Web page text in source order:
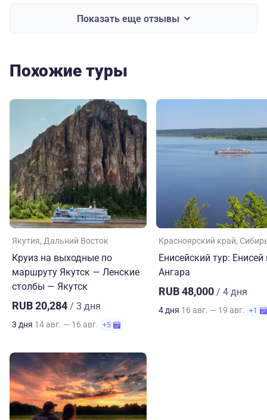
Показать еще отзывы
Похожие туры
Якутия Дальний Восток
Круиз на выходные по
маршруту Якутск — Ленские
столбы — Якутск
RUB 20,284 / 3 дня
3 дня 14 авг. — 16 авг. +5
Красноярский край
Енисейский тур: Енисей
Ангара
RUB 48,000 / 4 дня
4 дня 16 авг. — 19 авг. +1